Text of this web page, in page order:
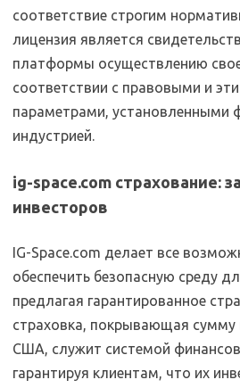
соответствие строгим
лицензия является
платформы осуществлению
соответствии с правовыми и
параметрами, установленными
индустрией.
ig-space.com страхование:
инвесторов
IG-Space.com делает все
обеспечить безопасную среду
предлагая гарантированное
страховка, покрывающая сумму
США, служит системой
гарантируя клиентам, что их